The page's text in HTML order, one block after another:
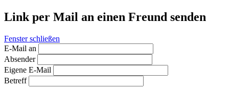
Link per Mail an einen Freund senden
Fenster schließen
E-Mail an
Absender
Eigene E-Mail
Betreff